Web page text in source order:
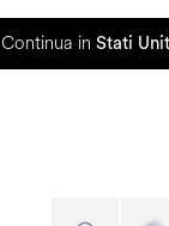
Continua in Stati